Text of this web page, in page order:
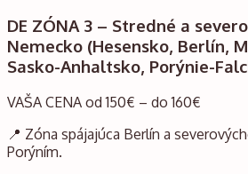
DE ZÓNA 3 – Stredné a
Nemecko (Hesensko, Berlín,
Sasko-Anhaltsko, Porýnie-
VAŠA CENA od 150€ – do 160€
📍 Zóna spájajúca Berlín a
Porýním.